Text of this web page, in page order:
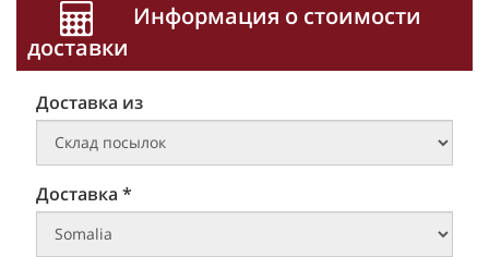
Информация о стоимости
доставки
Доставка из
Доставка *